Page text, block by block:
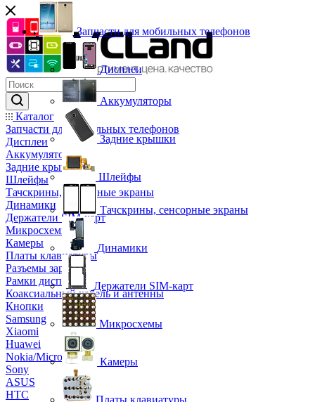
Каталог
Запчасти для мобильных телефонов
Дисплеи
Аккумуляторы
Задние крышки
Шлейфы
Тачскрины, сенсорные экраны
Динамики
Держатели SIM-карт
Микросхемы
Камеры
Платы клавиатуры
Разъемы зарядки
Рамки дисплея
Коаксиальный кабель и антенны
Кнопки
Samsung
Xiaomi
Huawei
Nokia/Microsoft
Sony
ASUS
HTC
Запчасти для мобильных телефонов
Дисплеи
Аккумуляторы
Задние крышки
Шлейфы
Тачскрины, сенсорные экраны
Динамики
Держатели SIM-карт
Микросхемы
Камеры
Платы клавиатуры